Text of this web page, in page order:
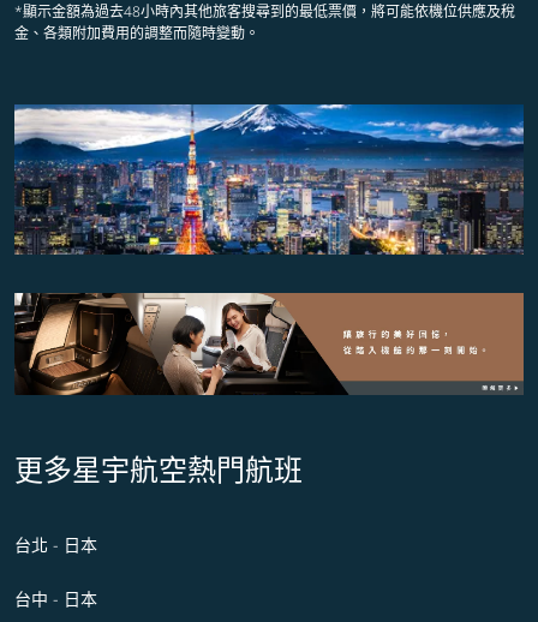
*顯示金額為過去48小時內其他旅客搜尋到的最低票價，將可能依機位供應及稅
金、各類附加費用的調整而隨時變動。
更多星宇航空熱門航班
台北 - 日本
台中 - 日本